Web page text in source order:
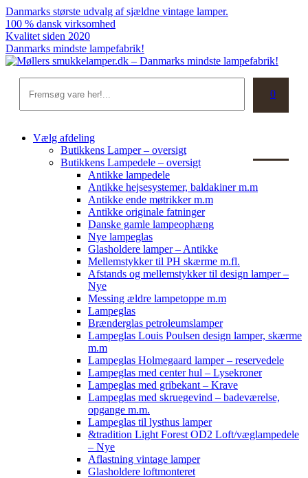
Skip
to
content
Danmarks største udvalg af sjældne vintage lamper.
100 % dansk virksomhed
Kvalitet siden 2020
Danmarks mindste lampefabrik!
0
Vælg afdeling
Butikkens Lamper – oversigt
Butikkens Lampedele – oversigt
Antikke lampedele
Antikke hejsesystemer, baldakiner m.m
Antikke ende møtrikker m.m
Antikke originale fatninger
Danske gamle lampeophæng
Nye lampeglas
Glasholdere lamper – Antikke
Mellemstykker til PH skærme m.fl.
Afstands og mellemstykker til design lamper –
Nye
Messing ældre lampetoppe m.m
Lampeglas
Brænderglas petroleumslamper
Lampeglas Louis Poulsen design lamper, skærme
m.m
Lampeglas Holmegaard lamper – reservedele
Lampeglas med center hul – Lysekroner
Lampeglas med gribekant – Krave
Lampeglas med skruegevind – badeværelse,
opgange m.m.
Lampeglas til lysthus lamper
&tradition Light Forest OD2 Loft/væglampedele
– Nye
Aflastning vintage lamper
Glasholdere loftmonteret